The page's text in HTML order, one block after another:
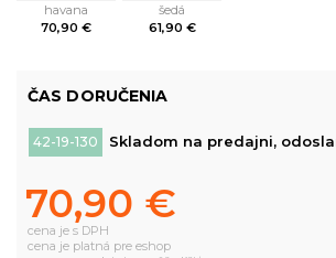
havana
70,90 €
šedá
61,90 €
ČAS DORUČENIA
42-19-130 Skladom na predajni,
70,90 €
cena je s DPH
cena je platná pre eshop